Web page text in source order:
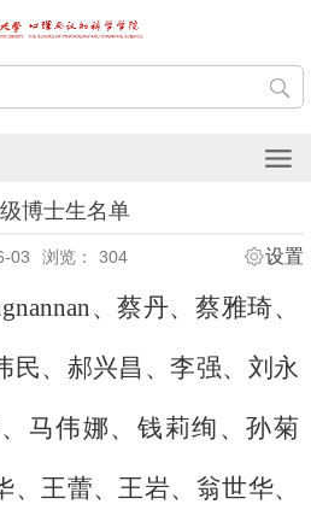
博士生名单
03 浏览： 304 设置
、蔡丹、蔡雅琦、
民、 郝兴昌、李强、 刘永
马伟娜、 钱莉绚、孙菊
、王蕾、王岩、 翁世华、